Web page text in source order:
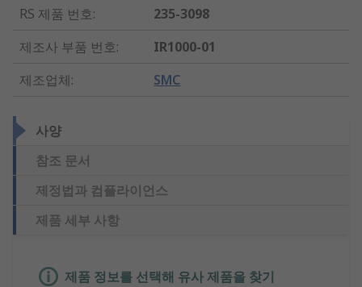
RS 제품 번호:
235-3098
제조사 부품 번호:
IR1000-01
제조업체: SMC
사양
참조 문서
제정법과 컴플라이언스
제품 세부 사항
제품 정보를 선택해 유사 제품을 찾기